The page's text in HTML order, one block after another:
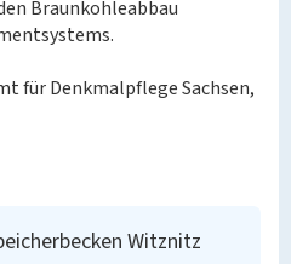
Braunkohleabbau
für Denkmalpflege Sachsen,
Witznitz